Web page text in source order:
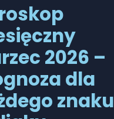
2026 –
dla
znaku